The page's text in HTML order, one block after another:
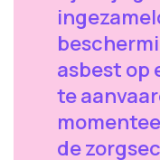
asbest op
te
de